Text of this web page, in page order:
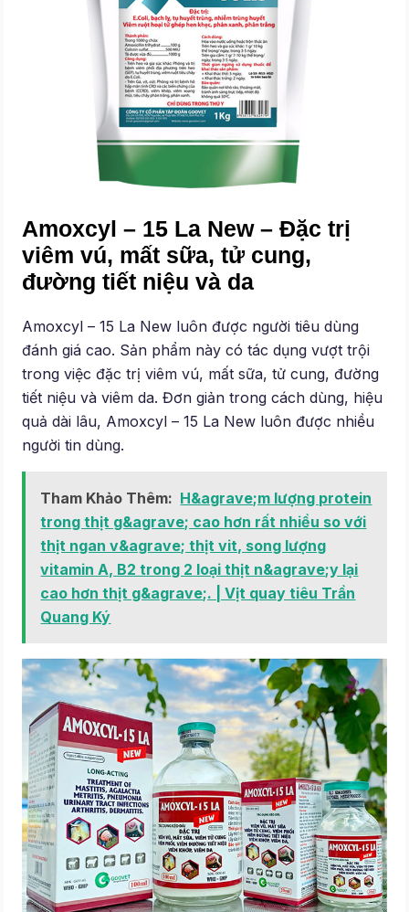
Amoxcyl – 15 La New – Đặc trị
viêm vú, mất sữa, tử cung,
đường tiết niệu và da
Amoxcyl – 15 La New luôn được người tiêu dùng
đánh giá cao. Sản phẩm này có tác dụng vượt trội
trong việc đặc trị viêm vú, mất sữa, tử cung, đường
tiết niệu và viêm da. Đơn giản trong cách dùng, hiệu
quả dài lâu, Amoxcyl – 15 La New luôn được nhiều
người tin dùng.
Tham Khảo Thêm: H&agrave;m lượng protein
trong thịt g&agrave; cao hơn rất nhiều so với
thịt ngan v&agrave; thịt vit, song lượng
vitamin A, B2 trong 2 loại thịt n&agrave;y lại
cao hơn thịt g&agrave;. | Vịt quay tiêu Trần
Quang Ký